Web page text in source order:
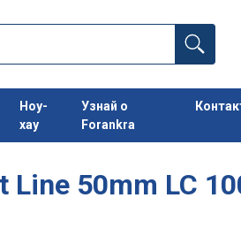
Ноу-
хау
Узнай о
Forankra
Начать покупки
Line 50mm LC